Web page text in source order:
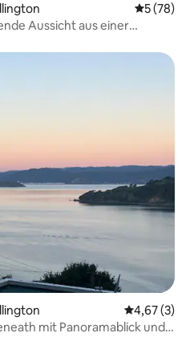
5 (78)
Aussicht aus einer
4,67 (3)
mit Panoramablick und